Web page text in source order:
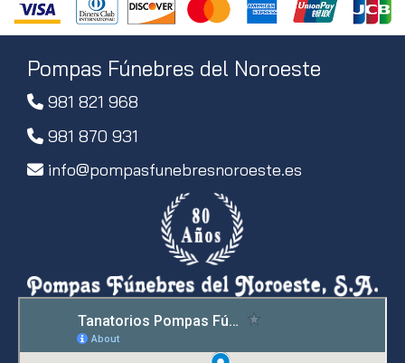
Pompas Fúnebres del Noroeste
981 821 968
981 870 931
info
pompasfunebresnoroeste.es